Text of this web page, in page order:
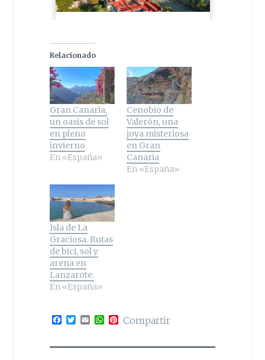
Relacionado
Gran Canaria,
un oasis de sol
en pleno
invierno
En «España»
Cenobio de
Valerón, una
joya misteriosa
en Gran
Canaria
En «España»
Isla de La
Graciosa. Rutas
de bici, sol y
arena en
Lanzarote.
En «España»
F
e
T
t
E
i
W
t
P
t
Compartir